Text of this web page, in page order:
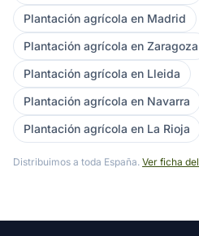
Plantación agrícola en Madrid
Plantación agrícola en Zaragoza
Plantación agrícola en Lleida
Plantación agrícola en Navarra
Plantación agrícola en La Rioja
Distribuimos a toda España. Ver ficha